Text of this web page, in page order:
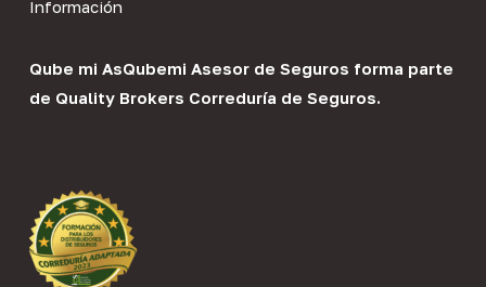
Información
Qube mi AsQubemi Asesor de Seguros forma parte
de Quality Brokers Correduría de Seguros.